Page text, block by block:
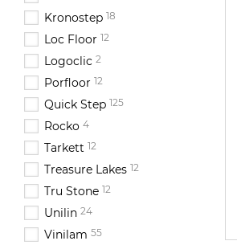
Kronostep 18
Loc Floor 12
Logoclic 2
Porfloor 12
Quick Step 125
Rocko 4
Tarkett 12
Treasure Lakes 12
Tru Stone 12
Unilin 24
Vinilam 55